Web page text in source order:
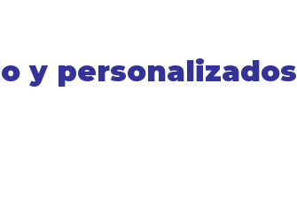
y personalizados